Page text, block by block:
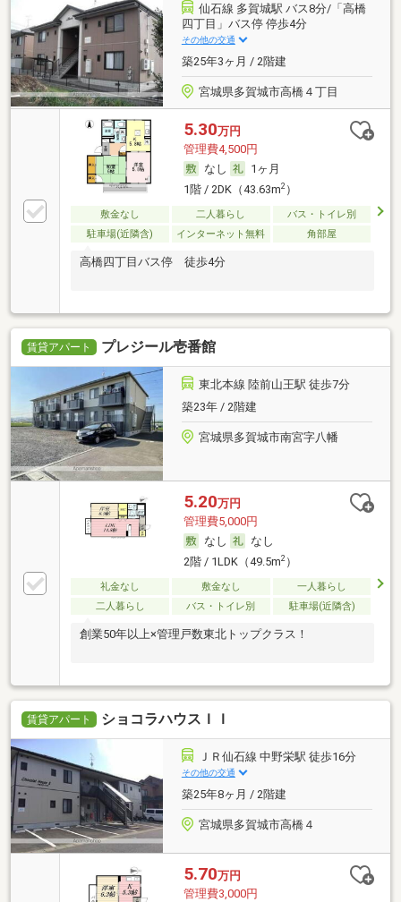
仙石線 多賀城駅 バス8分/「高橋
四丁目」バス停 停歩4分
その他の交通
築25年3ヶ月 / 2階建
宮城県多賀城市高橋４丁目
5.30万円
管理費4,500円
なし
1ヶ月
1階 / 2DK（43.63m2）
敷金なし 二人暮らし
バス・トイレ別
駐車場(近隣含)
インターネット無料 角部屋
高橋四丁目バス停 徒歩4分
賃貸アパート プレジール壱番館
東北本線 陸前山王駅 徒歩7分
築23年 / 2階建
宮城県多賀城市南宮字八幡
5.20万円
管理費5,000円
なし
なし
2階 / 1LDK（49.5m2）
礼金なし 敷金なし
一人暮らし
二人暮らし
バス・トイレ別 駐車場(近隣含)
創業50年以上×管理戸数東北トップクラス！
賃貸アパート ショコラハウスＩＩ
ＪＲ仙石線 中野栄駅 徒歩16分
その他の交通
築25年8ヶ月 / 2階建
宮城県多賀城市高橋４
5.70万円
管理費3,000円